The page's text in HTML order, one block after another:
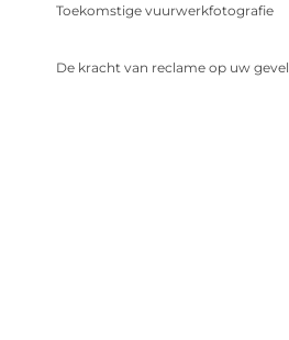
Toekomstige vuurwerkfotografie
De kracht van reclame op uw gevel